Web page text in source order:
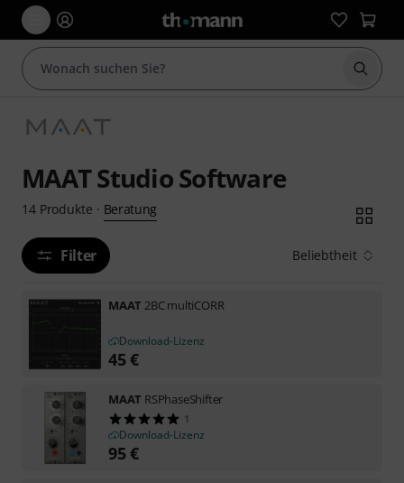
Suche
MAAT Studio Software
14 Produkte · Beratung
Filter Beliebtheit
MAAT 2BC multiCORR
Download-Lizenz
45€
MAAT RSPhaseShifter
1
Download-Lizenz
95€